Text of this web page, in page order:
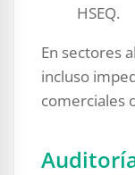
HSEQ.
En sectores
incluso
comerciales